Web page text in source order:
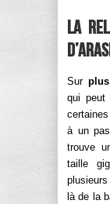
La
Sur
qui peut
à un
trouve
taille
là de la